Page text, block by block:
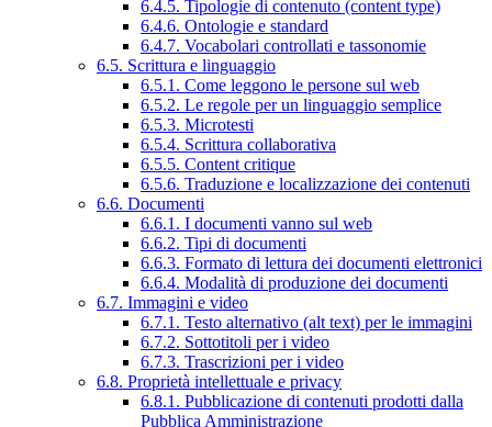
6.4.5. Tipologie di contenuto (content type)
6.4.6. Ontologie e standard
6.4.7. Vocabolari controllati e tassonomie
6.5. Scrittura e linguaggio
6.5.1. Come leggono le persone sul web
6.5.2. Le regole per un linguaggio semplice
6.5.3. Microtesti
6.5.4. Scrittura collaborativa
6.5.5. Content critique
6.5.6. Traduzione e localizzazione dei contenuti
6.6. Documenti
6.6.1. I documenti vanno sul web
6.6.2. Tipi di documenti
6.6.3. Formato di lettura dei documenti elettronici
6.6.4. Modalità di produzione dei documenti
6.7. Immagini e video
6.7.1. Testo alternativo (alt text) per le immagini
6.7.2. Sottotitoli per i video
6.7.3. Trascrizioni per i video
6.8. Proprietà intellettuale e privacy
6.8.1. Pubblicazione di contenuti prodotti dalla
Pubblica Amministrazione